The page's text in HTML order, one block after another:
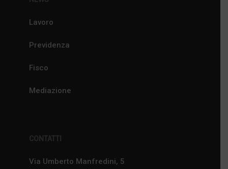
Lavoro
Previdenza
Fisco
Mediazione
CONTATTI
Via Umberto Manfredini, 5